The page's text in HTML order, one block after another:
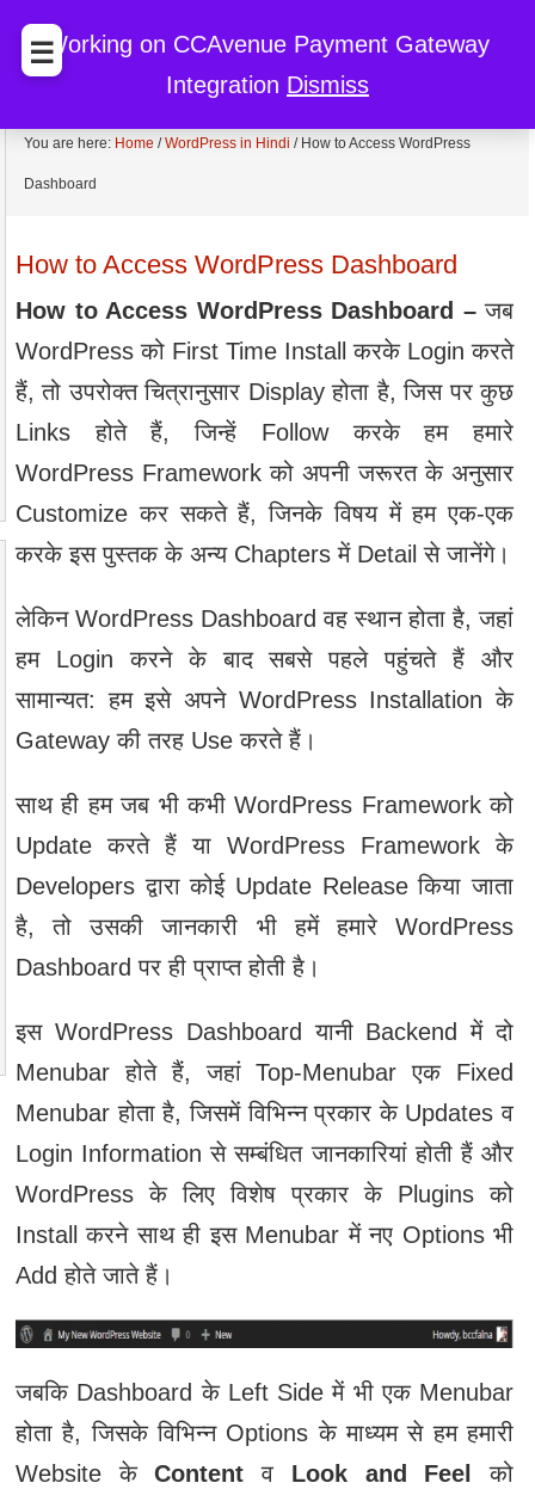
Working on CCAvenue Payment Gateway
Integration Dismiss
☰
BccFalna.com EBook Store My Cart
Discount
You are here: Home / WordPress in Hindi /How to Access WordPress
Dashboard
How to Access WordPress Dashboard
How to Access WordPress Dashboard –जब
WordPress को First Time Install करके Login करते
हैं, तो उपरोक्त चित्रानुसार Display होता है, जिस पर कुछ
Links होते हैं, जिन्हें Follow करके हम हमारे
WordPress Framework को अपनी जरूरत के अनुसार
Customize कर सकते हैं, जिनके विषय में हम एक-एक
करके इस पुस्तक के अन्‍य Chapters में Detail से जानेंगे।
लेकिन WordPress Dashboard वह स्थान होता है, जहां
हम Login करने के बाद सबसे पहले पहुंचते हैं और
सामान्‍यत: हम इसे अपने WordPress Installation के
Gateway की तरह Use करते हैं।
साथ ही हम जब भी कभी WordPress Framework को
Update करते हैं या WordPress Framework के
Developers द्वारा कोई Update Release किया जाता
है, तो उसकी जानकारी भी हमें हमारे WordPress
Dashboard पर ही प्राप्त होती है।
इस WordPress Dashboard यानी Backend में दो
Menubar होते हैं, जहां Top-Menubar एक Fixed
Menubar होता है, जिसमें विभिन्न प्रकार के Updates व
Login Information से सम्बंधित जानकारियां होती हैं और
WordPress के लिए विशेष प्रकार के Plugins को
Install करने साथ ही इस Menubar में नए Options भी
Add होते जाते हैं।
जबकि Dashboard के Left Side में भी एक Menubar
होता है, जिसके विभिन्न Options के माध्‍यम से हम हमारी
Website केContent व Look and Feel
को